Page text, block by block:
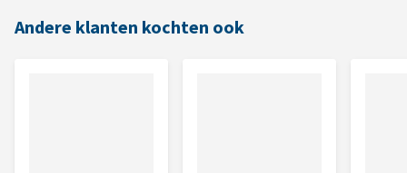
Andere klanten kochten ook